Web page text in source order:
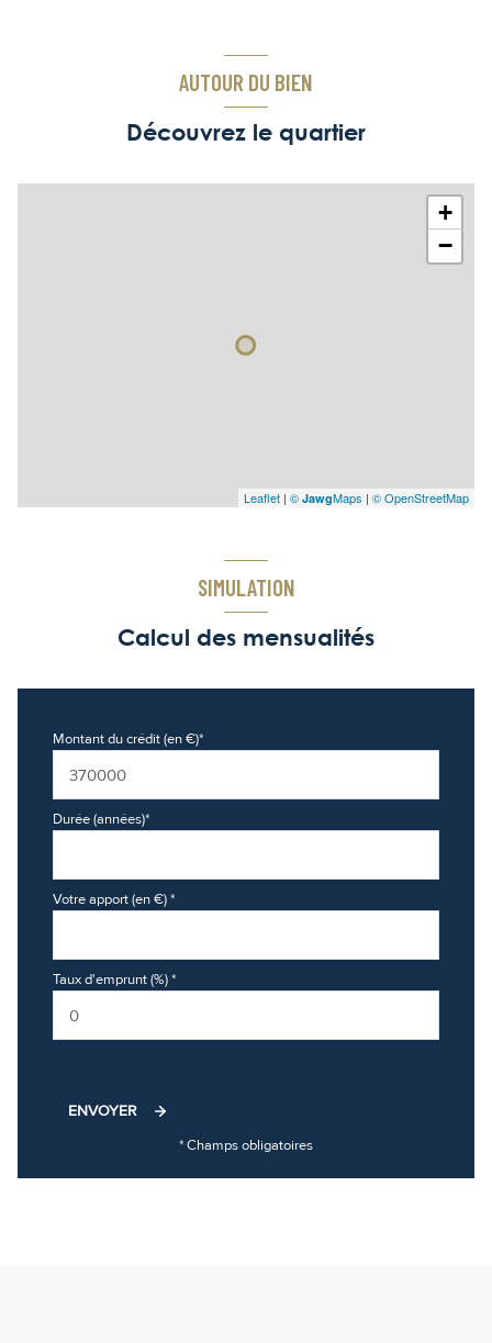
AUTOUR DU BIEN
Découvrez le quartier
+
−
Leaflet | © JawgMaps | © OpenStreetMap
SIMULATION
Calcul des mensualités
Montant du crédit (en €)*
Durée (années)*
Votre apport (en €) *
Taux d'emprunt (%) *
ENVOYER
* Champs obligatoires